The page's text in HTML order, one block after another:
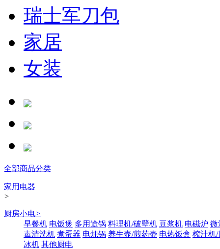
瑞士军刀包
家居
女装
全部商品分类
家用电器
>
厨房小电>
早餐机 电饭煲 多用途锅 料理机/破壁机 豆浆机 电磁炉 微
毒清洗机 煮蛋器 电炖锅 养生壶/煎药壶 电热饭盒 榨汁机/
冰机 其他厨电